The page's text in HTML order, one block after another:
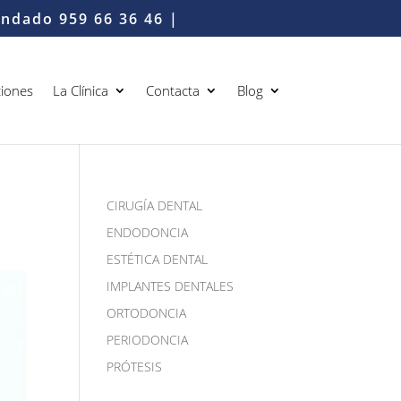
959 66 36 46 |
La Clínica Contacta Blog
CIRUGÍA DENTAL
ENDODONCIA
ESTÉTICA DENTAL
IMPLANTES DENTALES
ORTODONCIA
PERIODONCIA
PRÓTESIS